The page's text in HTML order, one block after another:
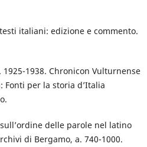
italiani: edizione e commento.
1938. Chronicon Vulturnense
Fonti per la storia d’Italia
delle parole nel latino
di Bergamo, a. 740-1000.